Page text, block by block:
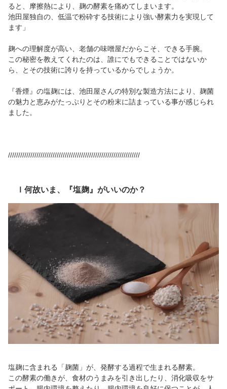
ると、摩擦熱により、麹の酵素を痛めてしまいます。
池田屋独自の、低温で粉砕する技術により強い酵素力を実現して
ます」
麹への理解度が高い、老舗の味噌屋だからこそ、できる手腕。
この秘密を教えてくれたのは、誰にでもできることではないか
ら、とその技術に誇りを持っているからでしょうか。
『香煙』の塩麹には、池田屋さんの特別な製造方法により、麹菌
の魅力と恵みがたっぷりとその粉末に詰まっている事が感じられ
ました。
/////////////////////////////////////////////////////////////////
ｌ何故いま、『塩麹』がいいのか？
塩麹に含まれる「麹菌」が、発酵する過程で生まれる酵素。
この酵素の働きが、食材のうまみを引き出したり、消化吸収をサ